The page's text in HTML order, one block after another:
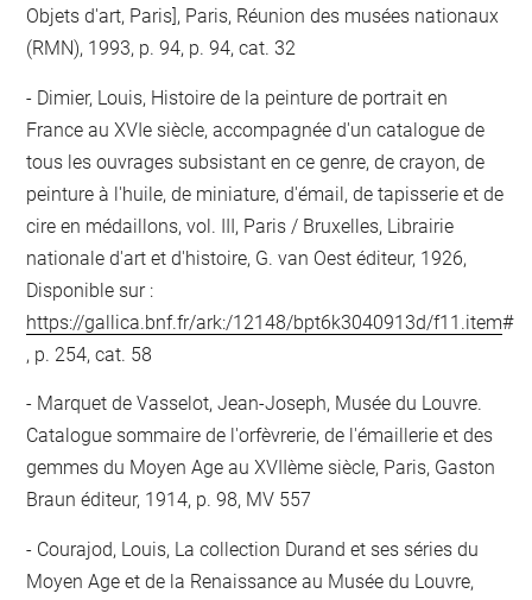
Objets d'art, Paris], Paris, Réunion des musées nationaux
(RMN), 1993, p. 94, p. 94, cat. 32
Dimier, Louis, Histoire de la peinture de portrait en
France au XVIe siècle, accompagnée d'un catalogue de
tous les ouvrages subsistant en ce genre, de crayon, de
peinture à l'huile, de miniature, d'émail, de tapisserie et de
cire en médaillons, vol. III, Paris / Bruxelles, Librairie
nationale d'art et d'histoire, G. van Oest éditeur, 1926,
Disponible sur :
https://gallica.bnf.fr/ark:/12148/bpt6k3040913d/f11.item#
, p. 254, cat. 58
Marquet de Vasselot, Jean-Joseph, Musée du Louvre.
Catalogue sommaire de l'orfèvrerie, de l'émaillerie et des
gemmes du Moyen Age au XVIIème siècle, Paris, Gaston
Braun éditeur, 1914, p. 98, MV 557
Courajod, Louis, La collection Durand et ses séries du
Moyen Age et de la Renaissance au Musée du Louvre,